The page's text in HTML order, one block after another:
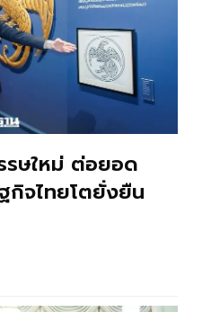
รษใหม่ ต่อยอด
กิจไทยโตยั่งยืน